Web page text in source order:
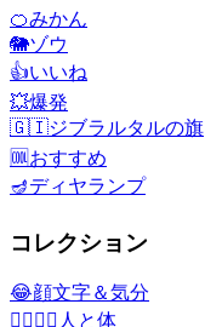
🍊みかん
🐘ゾウ
👍いいね
💥爆発
🇬🇮ジブラルタルの旗
🆒おすすめ
🪔ディヤランプ
コレクション
😂顔文字＆気分
👩‍❤️‍💋‍👨 人と体